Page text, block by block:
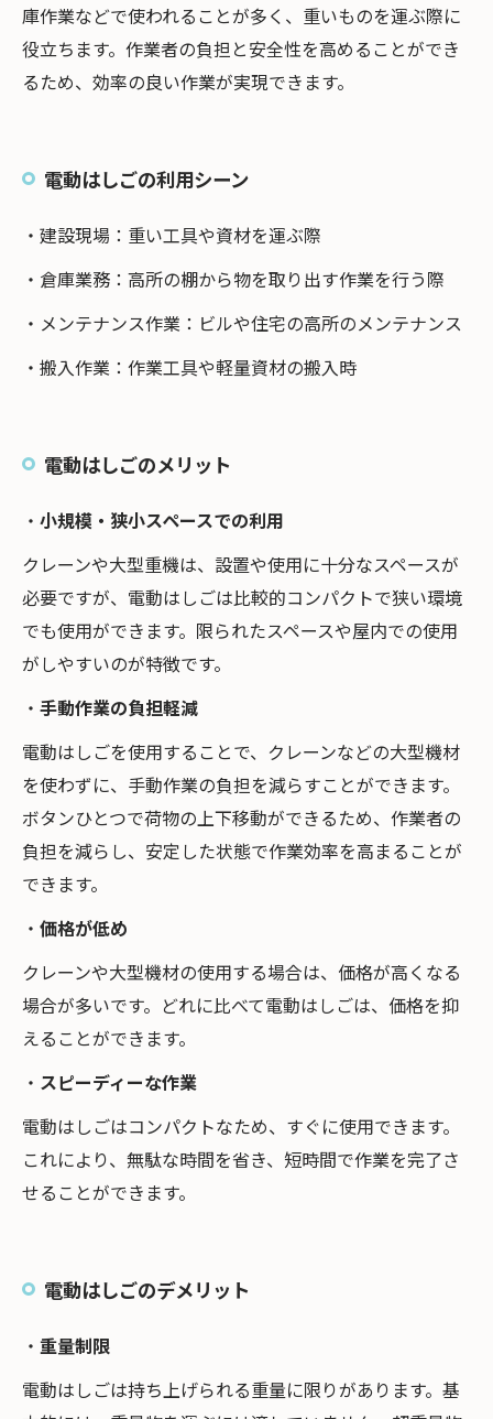
庫作業などで使われることが多く、重いものを運ぶ際に
役立ちます。作業者の負担と安全性を高めることができ
るため、効率の良い作業が実現できます。
電動はしごの利用シーン
・建設現場：重い工具や資材を運ぶ際
・倉庫業務：高所の棚から物を取り出す作業を行う際
・メンテナンス作業：ビルや住宅の高所のメンテナンス
・搬入作業：作業工具や軽量資材の搬入時
電動はしごのメリット
・ 小規模・狭小スペースでの利用
クレーンや大型重機は、設置や使用に十分なスペースが
必要ですが、電動はしごは比較的コンパクトで狭い環境
でも使用ができます。限られたスペースや屋内での使用
がしやすいのが特徴です。
・ 手動作業の負担軽減
電動はしごを使用することで、クレーンなどの大型機材
を使わずに、手動作業の負担を減らすことができます。
ボタンひとつで荷物の上下移動ができるため、作業者の
負担を減らし、安定した状態で作業効率を高まることが
できます。
・ 価格が低め
クレーンや大型機材の使用する場合は、価格が高くなる
場合が多いです。どれに比べて電動はしごは、価格を抑
えることができます。
・ スピーディーな作業
電動はしごはコンパクトなため、すぐに使用できます。
これにより、無駄な時間を省き、短時間で作業を完了さ
せることができます。
電動はしごのデメリット
・ 重量制限
電動はしごは持ち上げられる重量に限りがあります。基